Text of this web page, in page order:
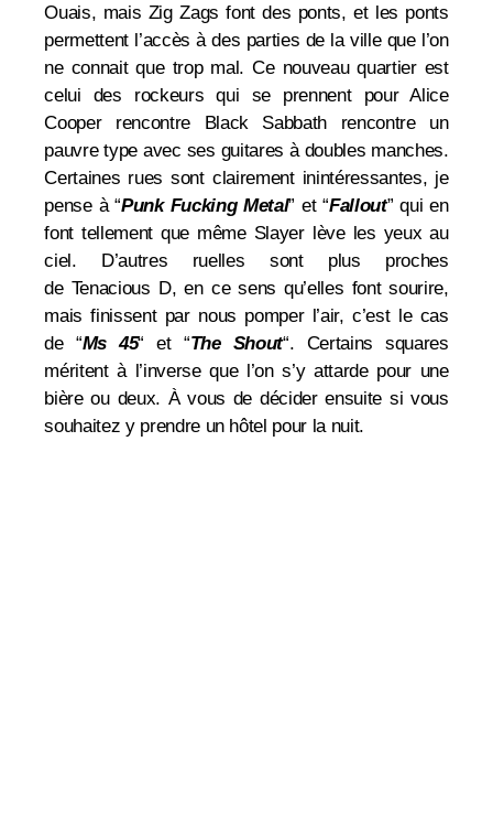
Ouais, mais Zig Zags font des ponts, et les ponts
permettent l’accès à des parties de la ville que l’on
ne connait que trop mal. Ce nouveau quartier est
celui des rockeurs qui se prennent pour Alice
Cooper rencontre Black Sabbath rencontre un
pauvre type avec ses guitares à doubles manches.
Certaines rues sont clairement inintéressantes, je
pense à“Punk Fucking Metal” et“Fallout” qui en
font tellement que même Slayer lève les yeux au
ciel. D’autres ruelles sont plus proches
de Tenacious D, en ce sens qu’elles font sourire,
mais finissent par nous pomper l’air, c’est le cas
de “Ms 45“ et “The Shout“. Certains squares
méritent à l’inverse que l’on s’y attarde pour une
bière ou deux. À vous de décider ensuite si vous
souhaitez y prendre un hôtel pour la nuit.